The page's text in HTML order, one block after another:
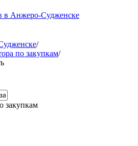
в Анжеро-Судженске
/
по закупкам/
закупкам